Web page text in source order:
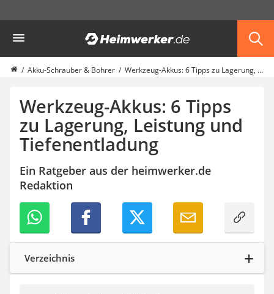
Werkzeug
Feuchtigkeitsmessgerät
Alkoholtester
Nadelentroster
Winkelschleifer-230-mm
Stechbeitel
Metalldetektor (Kinder)
Geigerzähler
Bitset
Metallbandsäge
Aluleiter
Schallpegelmessgerät
pH-Messgerät
Akku-Nagler
Oberfräse
Akku-Schrauber & Bohrer Werkzeug-Akkus: 6 Tipps zu Lagerung, Leistung und Tiefenentladung
Werkzeug-Akkus: 6 Tipps
zu Lagerung, Leistung und
Tiefenentladung
Ein Ratgeber aus der heimwerker.de
Redaktion
Verzeichnis